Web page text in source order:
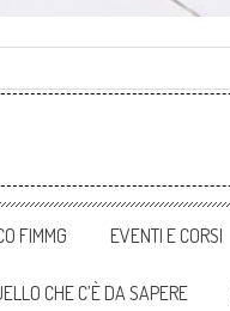
FIMMG EVENTI E CORSI
CHE C’È DA SAPERE